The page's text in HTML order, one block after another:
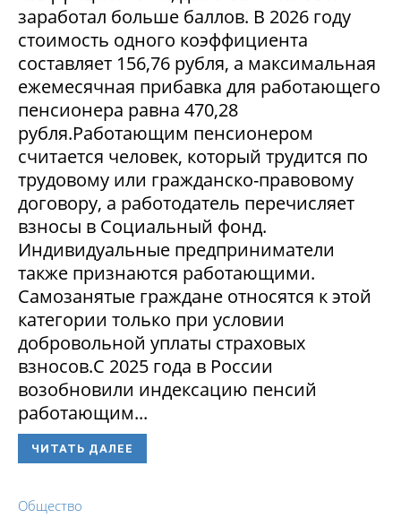
заработал больше баллов. В 2026 году
стоимость одного коэффициента
составляет 156,76 рубля, а максимальная
ежемесячная прибавка для работающего
пенсионера равна 470,28
рубля.Работающим пенсионером
считается человек, который трудится по
трудовому или гражданско-правовому
договору, а работодатель перечисляет
взносы в Социальный фонд.
Индивидуальные предприниматели
также признаются работающими.
Самозанятые граждане относятся к этой
категории только при условии
добровольной уплаты страховых
взносов.С 2025 года в России
возобновили индексацию пенсий
работающим...
ЧИТАТЬ ДАЛЕЕ
Общество